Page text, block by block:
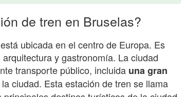
de tren en Bruselas?
ubicada en el centro de Europa. Es
y gastronomía. La ciudad
transporte público, incluida una gran
ciudad. Esta estación de tren se llama